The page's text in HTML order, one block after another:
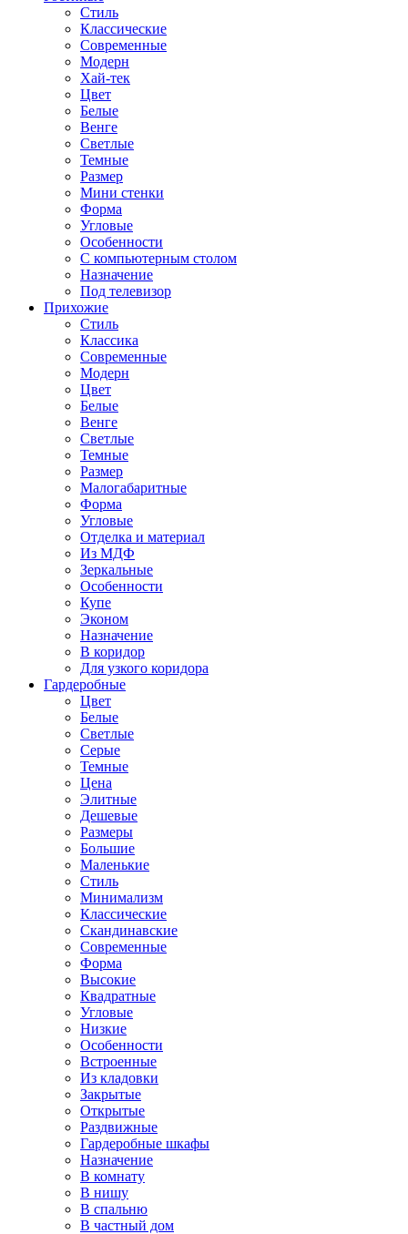
Стиль
Классические
Современные
Модерн
Хай-тек
Цвет
Белые
Венге
Светлые
Темные
Размер
Мини стенки
Форма
Угловые
Особенности
С компьютерным столом
Назначение
Под телевизор
Прихожие
Стиль
Классика
Современные
Модерн
Цвет
Белые
Венге
Светлые
Темные
Размер
Малогабаритные
Форма
Угловые
Отделка и материал
Из МДФ
Зеркальные
Особенности
Купе
Эконом
Назначение
В коридор
Для узкого коридора
Гардеробные
Цвет
Белые
Светлые
Серые
Темные
Цена
Элитные
Дешевые
Размеры
Большие
Маленькие
Стиль
Минимализм
Классические
Скандинавские
Современные
Форма
Высокие
Квадратные
Угловые
Низкие
Особенности
Встроенные
Из кладовки
Закрытые
Открытые
Раздвижные
Гардеробные шкафы
Назначение
В комнату
В нишу
В спальню
В частный дом